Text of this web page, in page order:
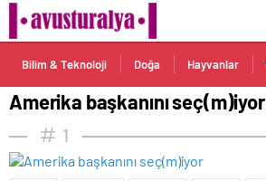
Bilim & Teknoloji Doğa Hayvanlar
Amerika başkanını seç(m)iyor
1